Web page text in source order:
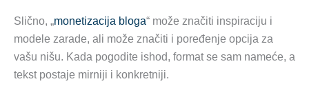
Slično, „monetizacija bloga“ može značiti inspiraciju i
modele zarade, ali može značiti i poređenje opcija za
vašu nišu. Kada pogodite ishod, format se sam nameće, a
tekst postaje mirniji i konkretniji.